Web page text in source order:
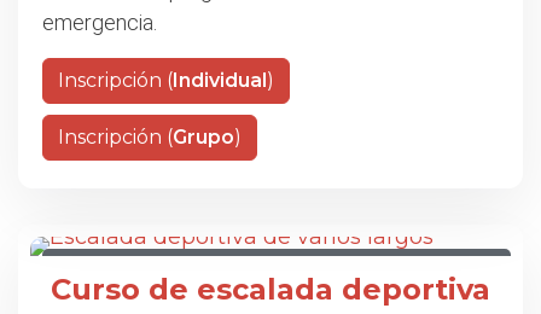
emergencia.
Inscripción (Individual)
Inscripción (Grupo)
LARGOS
Curso de escalada deportiva